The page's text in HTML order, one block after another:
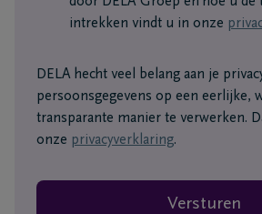
intrekken vindt u in onze
DELA hecht veel belang aan je
persoonsgegevens op een eerlijke,
transparante manier te verwerken.
onze privacyverklaring.
Versturen